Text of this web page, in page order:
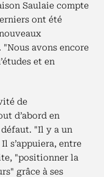
Saulaie compte
ont été
avons encore
et en
de
d’abord en
"Il y a un
s’appuiera, entre
"positionner la
grâce à ses